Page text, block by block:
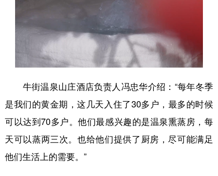
牛街温泉山庄酒店负责人冯忠华介绍：“每年冬季
是我们的黄金期，这几天入住了30多户，最多的时候
可以达到70多户。他们最感兴趣的是温泉熏蒸房，每
天可以蒸两三次。也给他们提供了厨房，尽可能满足
他们生活上的需要。”